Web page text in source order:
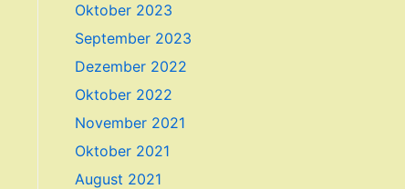
Oktober 2023
September 2023
Dezember 2022
Oktober 2022
November 2021
Oktober 2021
August 2021